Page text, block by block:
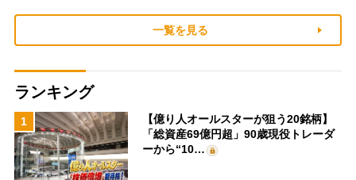
一覧を見る
ランキング
1
【億り人オールスターが狙う20銘柄】
「総資産69億円超」90歳現役トレーダ
ーから“10…